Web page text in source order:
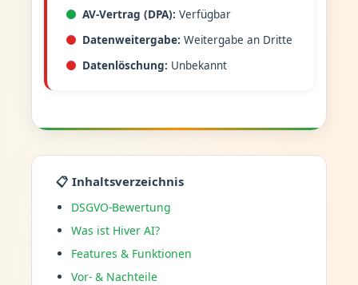
AV-Vertrag (DPA): Verfügbar
Datenweitergabe: Weitergabe an Dritte
Datenlöschung: Unbekannt
📋 Inhaltsverzeichnis
DSGVO-Bewertung
Was ist Hiver AI?
Features & Funktionen
Vor- & Nachteile